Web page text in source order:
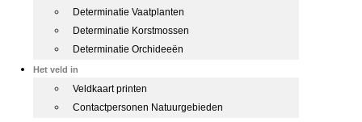
Determinatie Vaatplanten
Determinatie Korstmossen
Determinatie Orchideeën
Het veld in
Veldkaart printen
Contactpersonen Natuurgebieden